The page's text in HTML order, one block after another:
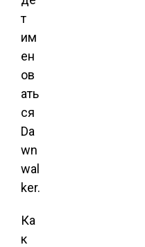
т
им
ен
ов
ать
ся
Da
wn
wal
ker.
Ка
к